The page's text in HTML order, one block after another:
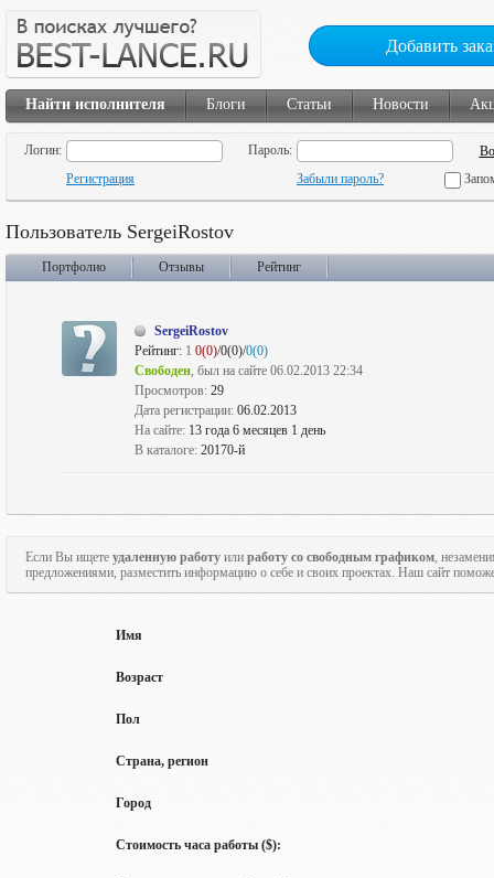
Добавить
Найти исполнителя Блоги Статьи Новости
Логин:
Пароль:
Регистрация
Забыли пароль?
Пользователь SergeiRostov
Портфолио Отзывы Рейтинг
SergeiRostov
Рейтинг: 1 0(0)/0(0)/0(0)
Свободен, был на сайте 06.02.2013 22:34
Просмотров: 29
Дата регистрации: 06.02.2013
На сайте: 13 года 6 месяцев 1 день
В каталоге: 20170-й
Если Вы ищете удаленную работу или работу со свободным графиком,
предложениями, разместить информацию о себе и своих проектах. Наш сайт
Имя
Возраст
Пол
Страна, регион
Город
Стоимость часа работы ($):